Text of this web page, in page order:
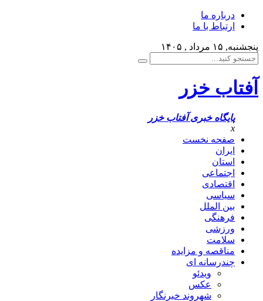
درباره ما
ارتباط با ما
پنجشنبه, ۱۵ مرداد , ۱۴۰۵
آفتاب خزر
پایگاه خبری آفتاب خزر
x
صفحه نخست
ایران
استان
اجتماعی
اقتصادی
سیاسی
بین الملل
فرهنگی
ورزشی
سلامت
مناقصه و مزایده
چندرسانه ای
ویدئو
عکس
شهروند خبرنگار